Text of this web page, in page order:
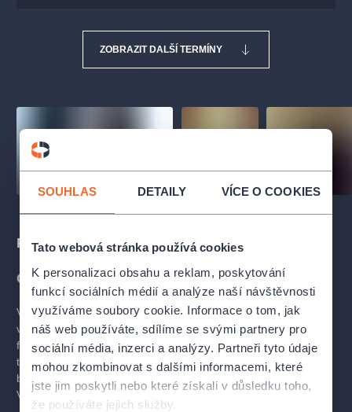
SOUHLAS DETAILY VÍCE O COOKIES
Tato webová stránka používá cookies
K personalizaci obsahu a reklam, poskytování
funkcí sociálních médií a analýze naší návštěvnosti
využíváme soubory cookie. Informace o tom, jak
náš web používáte, sdílíme se svými partnery pro
sociální média, inzerci a analýzy. Partneři tyto údaje
mohou zkombinovat s dalšími informacemi, které
jste jim poskytli nebo které získali v důsledku toho,
že používáte jejich služby.
ZOBRAZIT DALŠÍ TERMÍNY
Popis
O INSCENACI
V blízké budoucnosti, někde uprostřed Evropy, se nachází říše,
ve které se zakazuje nejen lež a vymýšlení, ale i veškerá
fantazie ohrožující vládnoucí moc. Každá podobná troufalost se
trestá soudem a vězením. A v této zemi se jednomu zchudlému
baronovi narodí chlapec, jenž má v rukávu desítky příběhů.
V pozdějším věku vstoupí do historie jako Baron Prášil.